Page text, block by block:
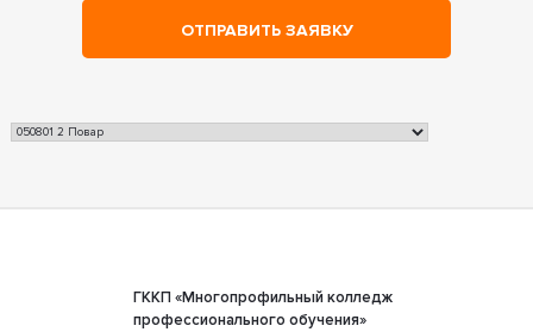
ГККП «Многопрофильный колледж
профессионального обучения»